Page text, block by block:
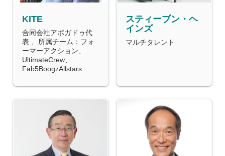
KITE
合同会社アボガドゥ代
表 、所属チーム：フォ
ーマーアクション、
UltimateCrew、
Fab5BoogzAllstars
スティーブン・ヘ
インズ
マルチタレント